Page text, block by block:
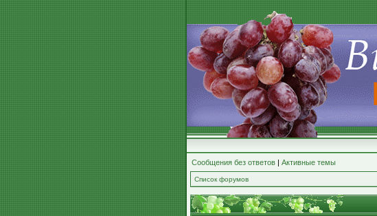
Сообщения без ответов | Активные темы
Список форумов